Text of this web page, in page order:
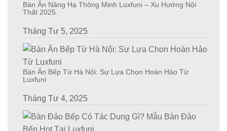
Bàn Ăn Nâng Hạ Thông Minh Luxfuni – Xu Hướng Nội
Thất 2025
Tháng Tư 5, 2025
Bàn Ăn Bếp Từ Hà Nội: Sự Lựa Chọn Hoàn Hảo Từ
Luxfuni
Tháng Tư 4, 2025